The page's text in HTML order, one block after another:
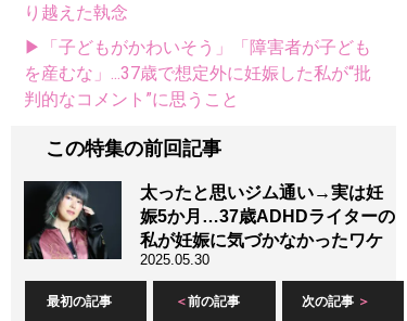
り越えた執念
▶「子どもがかわいそう」「障害者が子ども
を産むな」...37歳で想定外に妊娠した私が“批
判的なコメント”に思うこと
この特集の前回記事
太ったと思いジム通い→実は妊
娠5か月…37歳ADHDライターの
私が妊娠に気づかなかったワケ
2025.05.30
最初の記事 前の記事 次の記事